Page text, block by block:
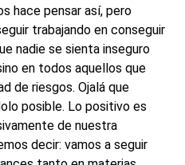
hace pensar así, pero
trabajando en conseguir
nadie se sienta inseguro
en todos aquellos que
de riesgos. Ojalá que
posible. Lo positivo es
de nuestra
decir: vamos a seguir